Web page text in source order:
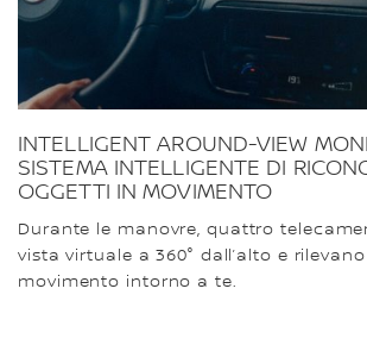
INTELLIGENT AROUND-VIEW
SISTEMA INTELLIGENTE DI
OGGETTI IN MOVIMENTO
Durante le manovre, quattro
vista virtuale a 360° dall’alto e
movimento intorno a te.